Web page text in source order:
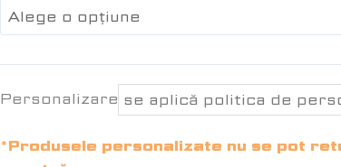
Personalizare*
*Produsele personalizate nu se pot